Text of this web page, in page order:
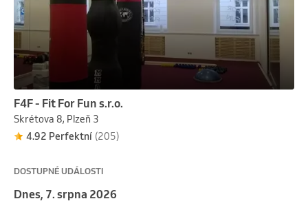
Zítra, 8. srpna 2026
7:10
8:10
Strength Barre
Studio Vital Woman
350 Kč
neděle, 9. srpna 2026
6:30
Total Barre
F4F - Fit For Fun s.r.o.
Skrétova 8, Plzeň 3
4.92 Perfektní (205)
DOSTUPNÉ UDÁLOSTI
Dnes, 7. srpna 2026